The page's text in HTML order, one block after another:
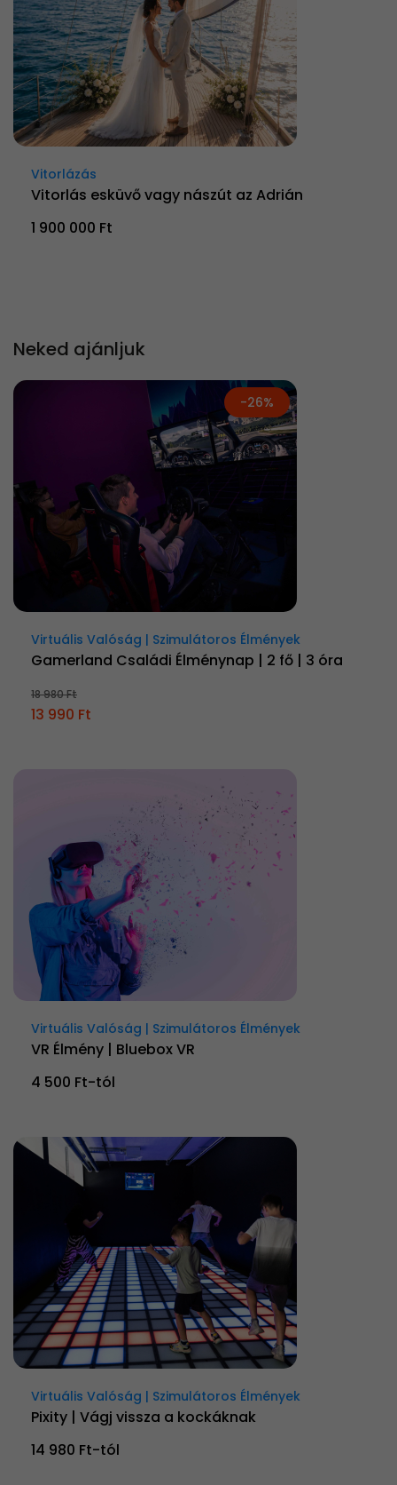
Vitorlázás
Vitorlás esküvő vagy nászút az Adrián
1 900 000 Ft
Neked ajánljuk
-26%
Virtuális Valóság | Szimulátoros Élmények
Gamerland Családi Élménynap | 2 fő | 3 óra
18 980 Ft
13 990 Ft
Virtuális Valóság | Szimulátoros Élmények
VR Élmény | Bluebox VR
4 500 Ft-tól
Virtuális Valóság | Szimulátoros Élmények
Pixity | Vágj vissza a kockáknak
14 980 Ft-tól